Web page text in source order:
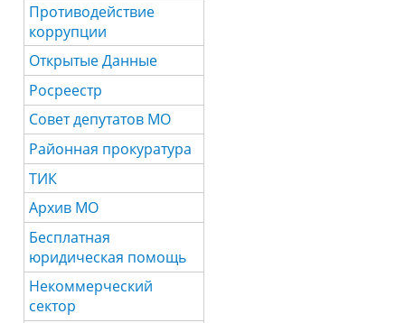
Противодействие
коррупции
Открытые Данные
Росреестр
Совет депутатов МО
Районная прокуратура
ТИК
Архив МО
Бесплатная
юридическая помощь
Некоммерческий
сектор